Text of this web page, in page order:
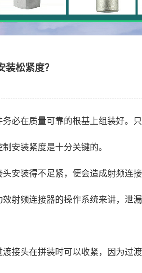
松紧度？
务必在质量可靠的根基上组装好。
安装紧度是十分关键的。
头安装得不足紧，便会造成射频连
射频连接器的操作系统来讲，泄
接头在拼装时可以收紧，因为过